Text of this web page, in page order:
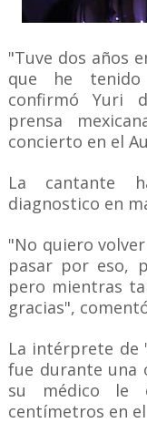
"Tuve dos años
que he tenido
confirmó Yuri
prensa
concierto en el
La cantante
diagnostico en
"No quiero
pasar por eso,
pero mientras
gracias",
La intérprete de
fue durante una
su médico le
centímetros en